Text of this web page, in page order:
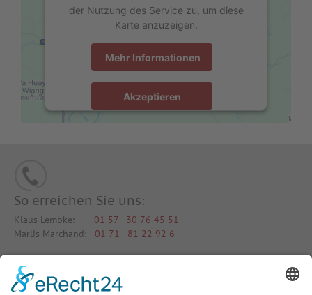
der Nutzung des Service zu, um diese
Karte anzuzeigen.
Mehr Informationen
Akzeptieren
powered by
So erreichen Sie uns:
Klaus Lembke: 01 57 - 30 76 45 51
Marlis Marchand: 01 71 - 81 22 92 6